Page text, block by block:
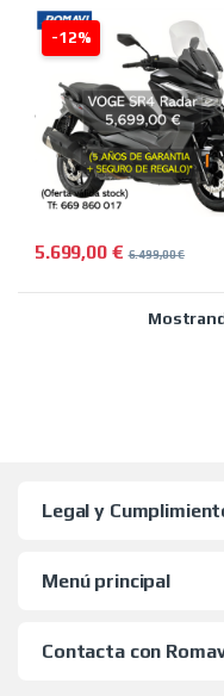
-12%
5.699,00 € 6.499,00€
Legal y
Menú principal
Contacta con